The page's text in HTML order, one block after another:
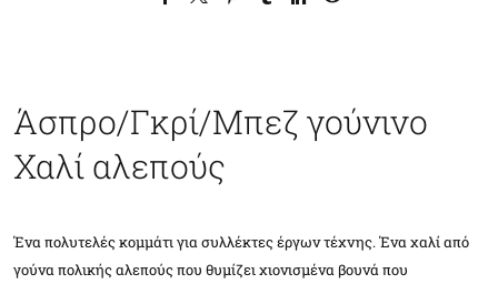
Άσπρο/Γκρί/Μπεζ γούνινο
Χαλί αλεπούς
Ένα πολυτελές κομμάτι για συλλέκτες έργων τέχνης. Ένα χαλί από
γούνα πολικής αλεπούς που θυμίζει χιονισμένα βουνά που